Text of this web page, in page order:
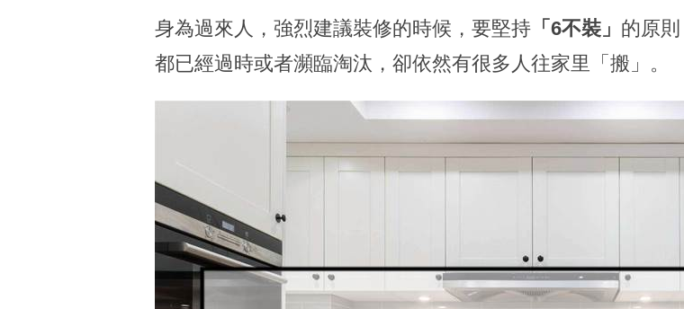
身為過來人，強烈建議裝修的時候，要堅持 「6不裝」 的原
都已經過時或者瀕臨淘汰，卻依然有很多人往家里「搬」。